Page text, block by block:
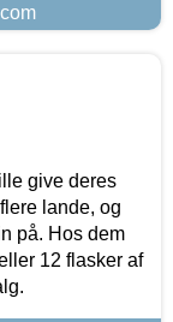
give deres
lande, og
på. Hos dem
12 flasker af